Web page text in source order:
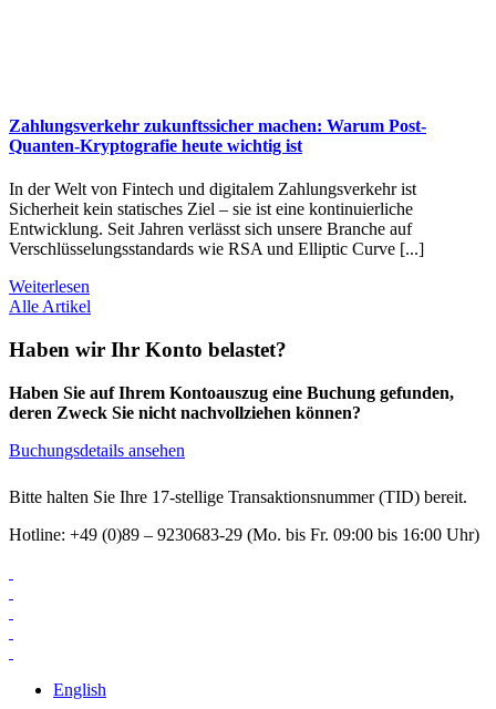
Zahlungsverkehr zukunftssicher machen: Warum Post-
Quanten-Kryptografie heute wichtig ist
In der Welt von Fintech und digitalem Zahlungsverkehr ist
Sicherheit kein statisches Ziel – sie ist eine kontinuierliche
Entwicklung. Seit Jahren verlässt sich unsere Branche auf
Verschlüsselungsstandards wie RSA und Elliptic Curve [...]
Weiterlesen
Alle Artikel
Haben wir Ihr Konto belastet?
Haben Sie auf Ihrem Kontoauszug eine Buchung gefunden,
deren Zweck Sie nicht nachvollziehen können?
Buchungsdetails ansehen
Bitte halten Sie Ihre 17-stellige Transaktionsnummer (TID) bereit.
Hotline: +49 (0)89 – 9230683-29 (Mo. bis Fr. 09:00 bis 16:00 Uhr)
English